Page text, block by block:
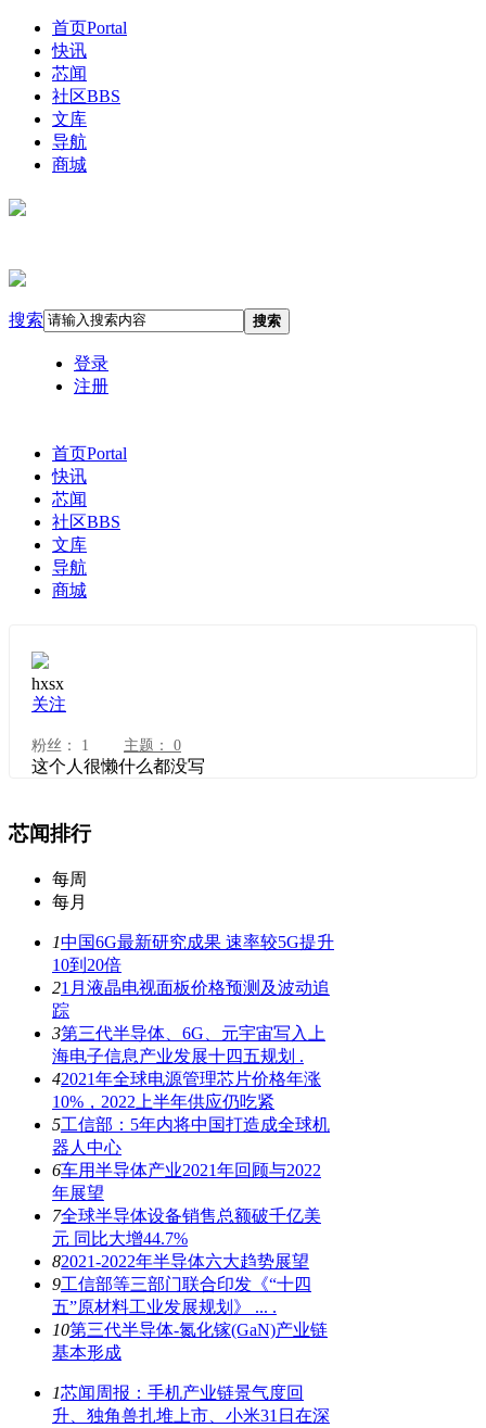
首页Portal
快讯
芯闻
社区BBS
文库
导航
商城
搜索 搜索
登录
注册
首页Portal
快讯
芯闻
社区BBS
文库
导航
商城
hxsx
关注
粉丝： 1 主题： 0
这个人很懒什么都没写
芯闻排行
每周
每月
1中国6G最新研究成果 速率较5G提升
10到20倍
21月液晶电视面板价格预测及波动追
踪
3第三代半导体、6G、元宇宙写入上
海电子信息产业发展十四五规划 .
42021年全球电源管理芯片价格年涨
10%，2022上半年供应仍吃紧
5工信部：5年内将中国打造成全球机
器人中心
6车用半导体产业2021年回顾与2022
年展望
7全球半导体设备销售总额破千亿美
元 同比大增44.7%
82021-2022年半导体六大趋势展望
9工信部等三部门联合印发《“十四
五”原材料工业发展规划》 ... .
10第三代半导体-氮化镓(GaN)产业链
基本形成
1芯闻周报：手机产业链景气度回
升、独角兽扎堆上市、小米31日在深